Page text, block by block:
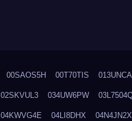
00SAOS5H 00T70TIS 013UNCAI
02SKVUL3 034UW6PW
04KWVG4E 04LI8DHX 04N4JN2X